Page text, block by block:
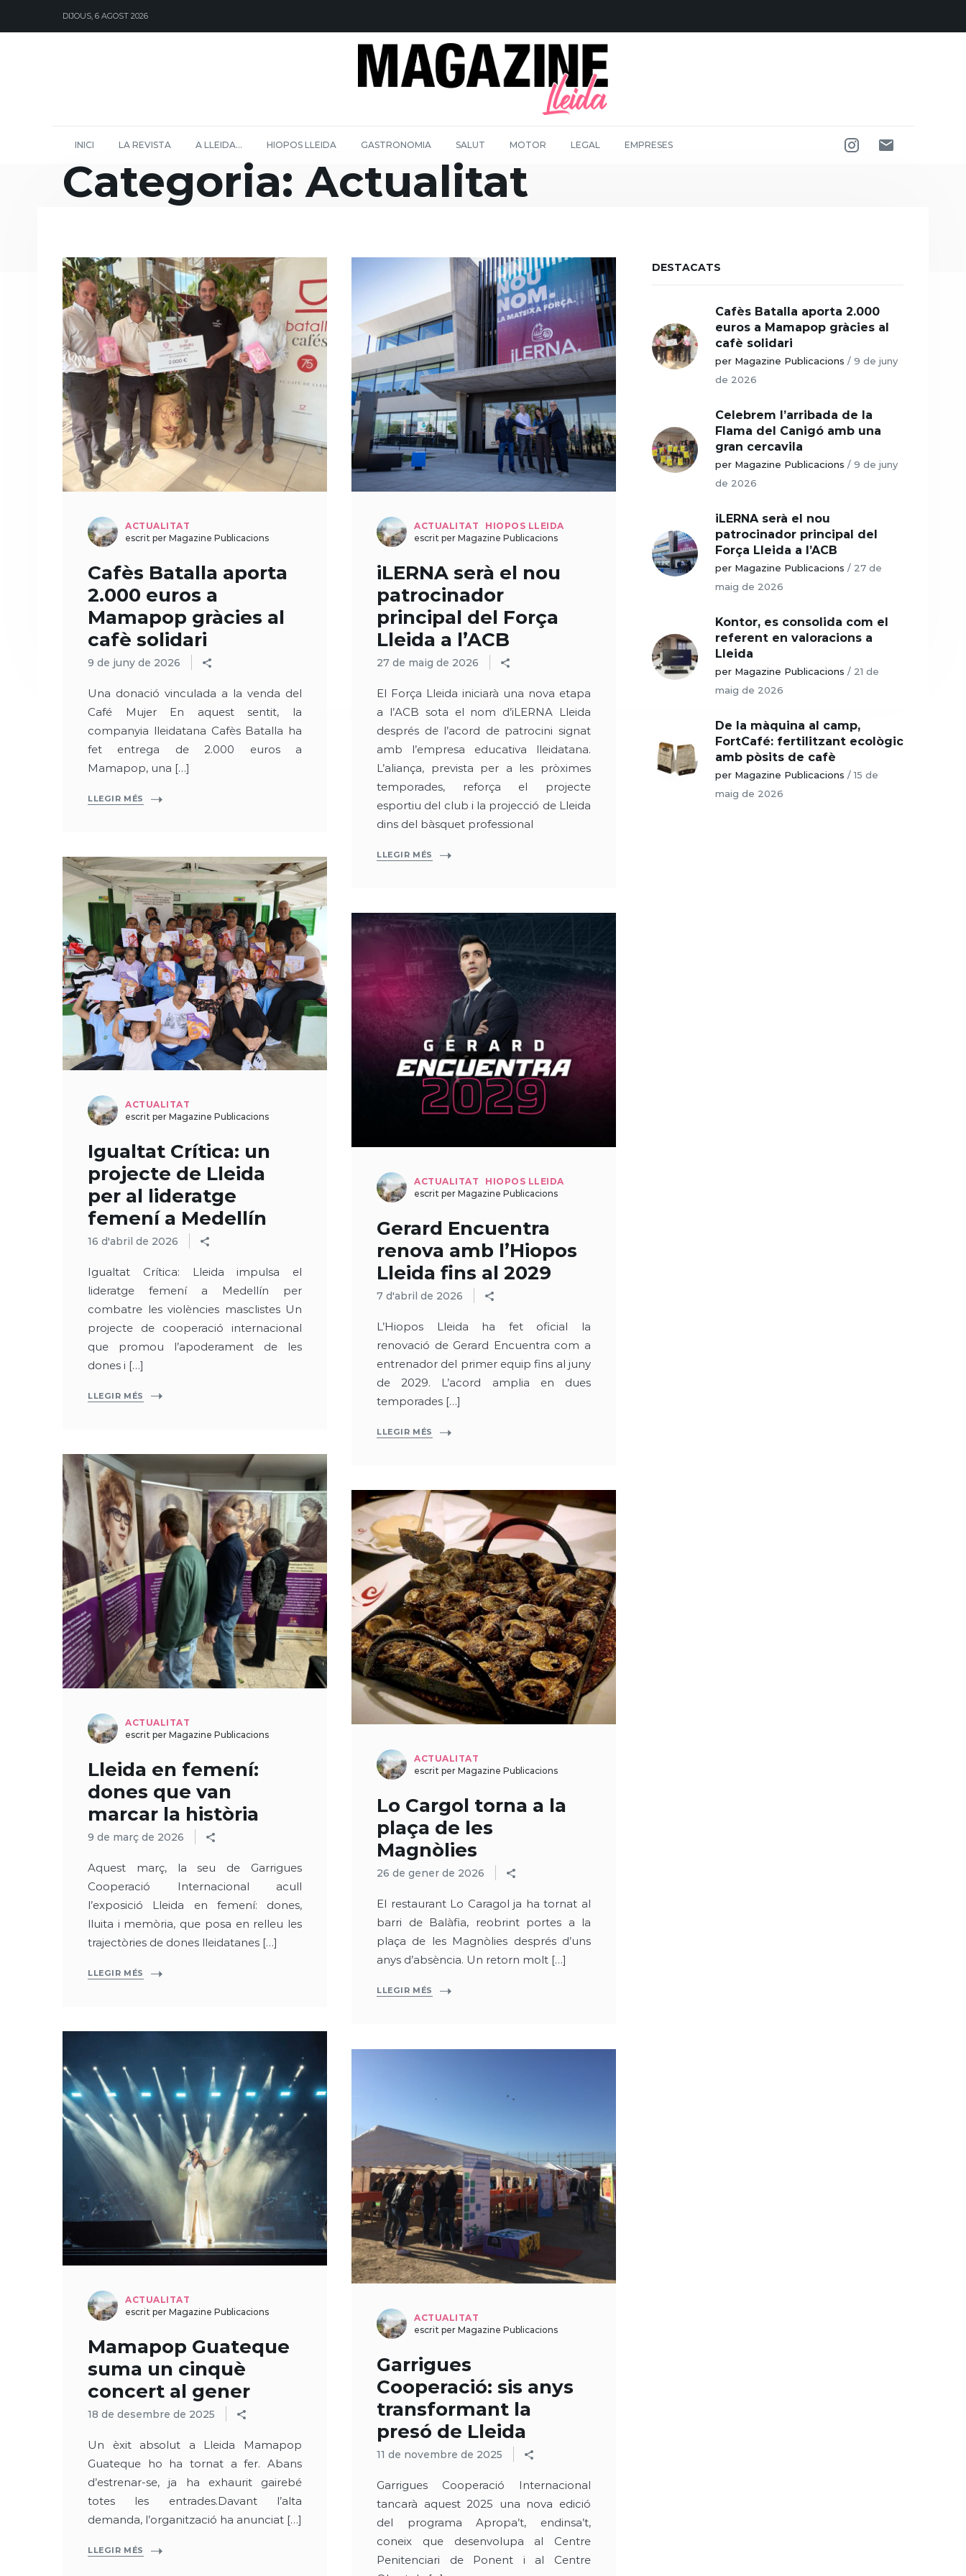
DIJOUS, 6 AGOST 2026
INICI LA REVISTA A LLEIDA… HIOPOS LLEIDA GASTRONOMIA SALUT MOTOR LEGAL EMPRESES
Categoria:Actualitat
ACTUALITAT
escrit per Magazine Publicacions
Cafès Batalla aporta
2.000 euros a
Mamapop gràcies al
cafè solidari
9 de juny de 2026
Una donació vinculada a la venda del
Café Mujer En aquest sentit, la
companyia lleidatana Cafès Batalla ha
fet entrega de 2.000 euros a
Mamapop, una […]
LLEGIR MÉS
ACTUALITAT
HIOPOS LLEIDA
escrit per Magazine Publicacions
iLERNA serà el nou
patrocinador
principal del Força
Lleida a l’ACB
27 de maig de 2026
El Força Lleida iniciarà una nova etapa
a l’ACB sota el nom d’iLERNA Lleida
després de l’acord de patrocini signat
amb l’empresa educativa lleidatana.
L’aliança, prevista per a les pròximes
temporades, reforça el projecte
esportiu del club i la projecció de Lleida
dins del bàsquet professional
LLEGIR MÉS
ACTUALITAT
escrit per Magazine Publicacions
Igualtat Crítica: un
projecte de Lleida
per al lideratge
femení a Medellín
16 d'abril de 2026
Igualtat Crítica: Lleida impulsa el
lideratge femení a Medellín per
combatre les violències masclistes Un
projecte de cooperació internacional
que promou l’apoderament de les
dones i […]
LLEGIR MÉS
ACTUALITAT
HIOPOS LLEIDA
escrit per Magazine Publicacions
Gerard Encuentra
renova amb l’Hiopos
Lleida fins al 2029
7 d'abril de 2026
L’Hiopos Lleida ha fet oficial la
renovació de Gerard Encuentra com a
entrenador del primer equip fins al juny
de 2029. L’acord amplia en dues
temporades […]
LLEGIR MÉS
ACTUALITAT
escrit per Magazine Publicacions
Lleida en femení:
dones que van
marcar la història
9 de març de 2026
Aquest març, la seu de Garrigues
Cooperació Internacional acull
l’exposició Lleida en femení: dones,
lluita i memòria, que posa en relleu les
trajectòries de dones lleidatanes […]
LLEGIR MÉS
ACTUALITAT
escrit per Magazine Publicacions
Lo Cargol torna a la
plaça de les
Magnòlies
26 de gener de 2026
El restaurant Lo Caragol ja ha tornat al
barri de Balàfia, reobrint portes a la
plaça de les Magnòlies després d’uns
anys d’absència. Un retorn molt […]
LLEGIR MÉS
ACTUALITAT
escrit per Magazine Publicacions
Mamapop Guateque
suma un cinquè
concert al gener
18 de desembre de 2025
Un èxit absolut a Lleida Mamapop
Guateque ho ha tornat a fer. Abans
d’estrenar-se, ja ha exhaurit gairebé
totes les entrades.Davant l’alta
demanda, l’organització ha anunciat […]
LLEGIR MÉS
ACTUALITAT
escrit per Magazine Publicacions
Garrigues
Cooperació: sis anys
transformant la
presó de Lleida
11 de novembre de 2025
Garrigues Cooperació Internacional
tancarà aquest 2025 una nova edició
del programa Apropa’t, endinsa’t,
coneix que desenvolupa al Centre
Penitenciari de Ponent i al Centre
DESTACATS
Cafès Batalla aporta 2.000
euros a Mamapop gràcies al
cafè solidari
per Magazine Publicacions / 9 de juny
de 2026
Celebrem l’arribada de la
Flama del Canigó amb una
gran cercavila
per Magazine Publicacions / 9 de juny
de 2026
iLERNA serà el nou
patrocinador principal del
Força Lleida a l’ACB
per Magazine Publicacions / 27 de
maig de 2026
Kontor, es consolida com el
referent en valoracions a
Lleida
per Magazine Publicacions / 21 de
maig de 2026
De la màquina al camp,
FortCafé: fertilitzant ecològic
amb pòsits de cafè
per Magazine Publicacions /15 de
maig de 2026